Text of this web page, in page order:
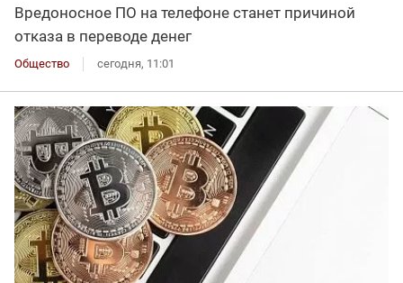
Вредоносное ПО на телефоне станет причиной
отказа в переводе денег
Общество сегодня, 11:01